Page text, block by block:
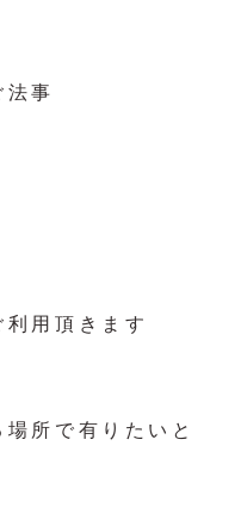
法事
用頂きます
所で有りたいと